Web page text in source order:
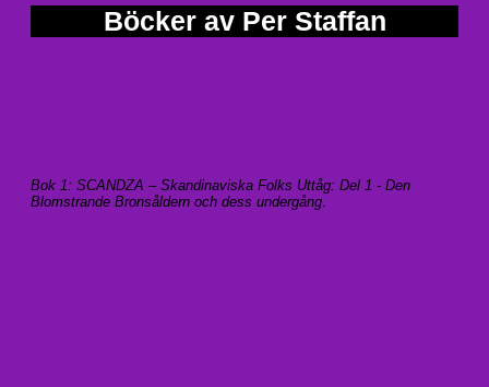
Böcker av Per Staffan
Bok 1: SCANDZA – Skandinaviska Folks Uttåg: Del 1 - Den
Blomstrande Bronsåldern och dess undergång.